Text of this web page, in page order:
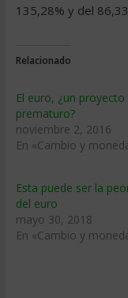
135,28% y del
Relacionado
El euro, ¿un proyecto
prematuro?
noviembre 2, 2016
En «Cambio y
Esta puede ser la
del euro
mayo 30, 2018
En «Cambio y